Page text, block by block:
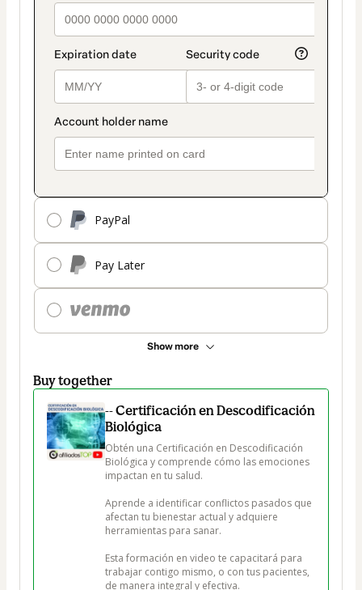
PayPal
Pay Later
Show more
Buy together
-- Certificación en Descodificación
Biológica
Obtén una Certificación en Descodificación
Biológica y comprende cómo las emociones
impactan en tu salud.
Aprende a identificar conflictos pasados que
afectan tu bienestar actual y adquiere
herramientas para sanar.
Esta formación en video te capacitará para
trabajar contigo mismo, o con tus pacientes,
de manera integral y efectiva.